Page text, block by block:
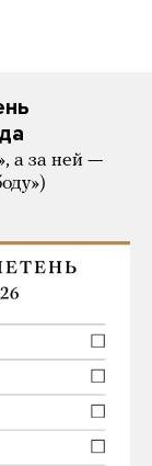
а за ней —